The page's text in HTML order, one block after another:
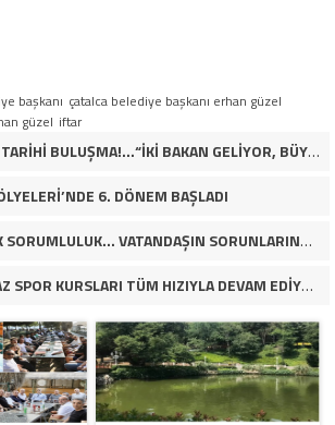
başkanı çatalca belediye başkanı erhan güzel
güzel iftar
BÜYÜKÇEKMECE’DE TARİHİ BULUŞMA!…“İKİ BAKAN GELİYOR, BÜYÜKÇEKMECE’NİN ADLİYE KADERİ DEĞİŞECEK Mİ?”
6. DÖNEM BAŞLADI
“GENÇ YAŞTA BÜYÜK SORUMLULUK… VATANDAŞIN SORUNLARINA ÇÖZÜM ARIYOR!”
BEYLİKDÜZÜ’NDE YAZ SPOR KURSLARI TÜM HIZIYLA DEVAM EDİYOR